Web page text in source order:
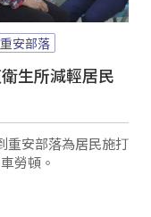
重安部落
生所減輕居民
重安部落為居民施打
勞頓。